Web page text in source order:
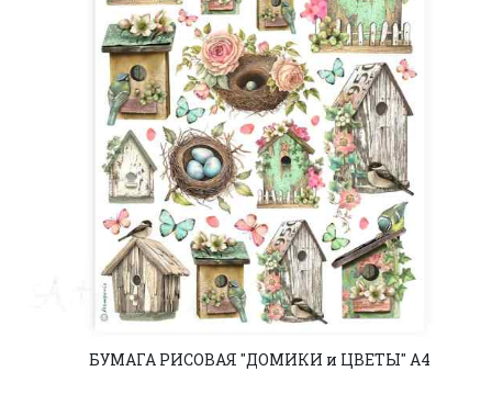
БУМАГА РИСОВАЯ "ДОМИКИ и ЦВЕТЫ" А4